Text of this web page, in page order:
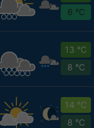
6 °C
13 °C
8 °C
14 °C
8 °C